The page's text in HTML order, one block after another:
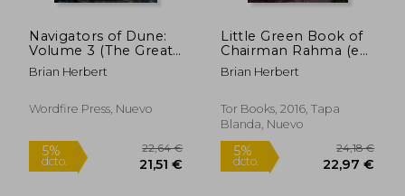
5%
dcto.
20,72 € 5%
dcto.
Navigators of Dune:
Volume 3 (The Great
Schools of Dune) (en
Inglés)
Brian Herbert
Wordfire Press, Nuevo
Little Green Book of
Chairman Rahma (en
Inglés)
Brian Herbert
Tor Books, 2016, Tapa
Blanda, Nuevo